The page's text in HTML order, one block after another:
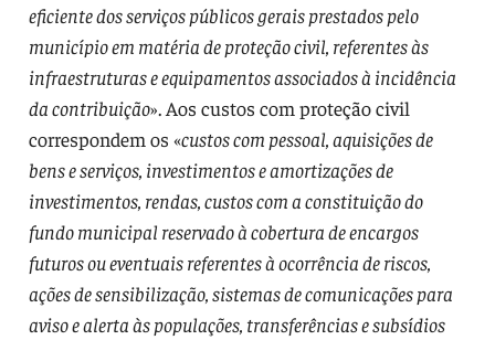
eficiente dos serviços públicos gerais prestados pelo
município em matéria de proteção civil, referentes às
infraestruturas e equipamentos associados à incidência
da contribuição». Aos custos com proteção civil
correspondem os «custos com pessoal, aquisições de
bens e serviços, investimentos e amortizações de
investimentos, rendas, custos com a constituição do
fundo municipal reservado à cobertura de encargos
futuros ou eventuais referentes à ocorrência de riscos,
ações de sensibilização, sistemas de comunicações para
aviso e alerta às populações, transferências e subsídios